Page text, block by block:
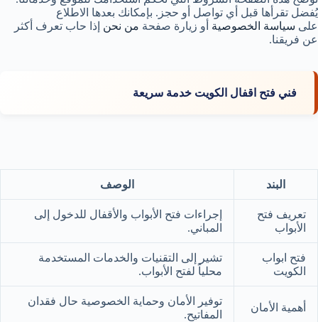
يُفضل تقرأها قبل أي تواصل أو حجز. بإمكانك بعدها الاطلاع
على سياسة الخصوصية أو زيارة صفحة من نحن إذا حاب تعرف أكثر
عن فريقنا.
فني فتح اقفال الكويت خدمة سريعة
البند الوصف
تعريف فتح
الأبواب
إجراءات فتح الأبواب والأقفال للدخول إلى
المباني.
فتح ابواب
الكويت
تشير إلى التقنيات والخدمات المستخدمة
محلياً لفتح الأبواب.
أهمية الأمان
توفير الأمان وحماية الخصوصية حال فقدان
المفاتيح.